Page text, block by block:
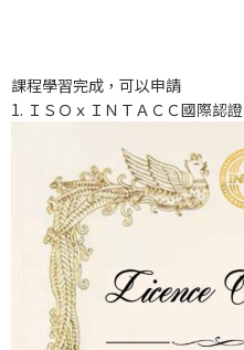
課程學習完成，可以申請
1. ＩＳＯｘＩＮＴＡＣＣ國際認證